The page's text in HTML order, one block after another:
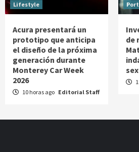
Lifestyle
Acura presentará un
prototipo que anticipa
el diseño de la próxima
generación durante
Monterey Car Week
2026
10 horas ago Editorial Staff
de